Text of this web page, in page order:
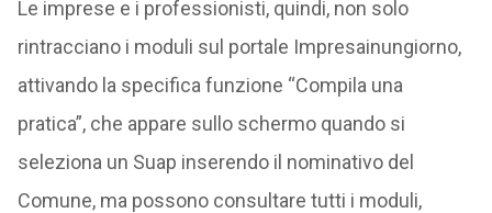
Le imprese e i professionisti, quindi, non solo
rintracciano i moduli sul portale Impresainungiorno,
attivando la specifica funzione “Compila una
pratica”, che appare sullo schermo quando si
seleziona un Suap inserendo il nominativo del
Comune, ma possono consultare tutti i moduli,